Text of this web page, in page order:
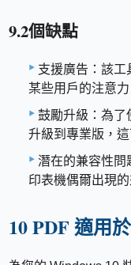
9.2個缺點
支援廣告：該工
某些用戶的注意力
鼓勵升級：為了
升級到專業版，
潛在的兼容性問
印表機偶爾出現
10 PDF 適用